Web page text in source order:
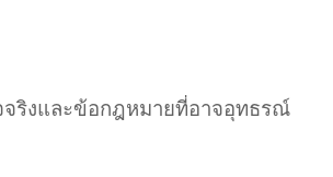
จริงและข้อกฎหมายที่อาจอุทธรณ์